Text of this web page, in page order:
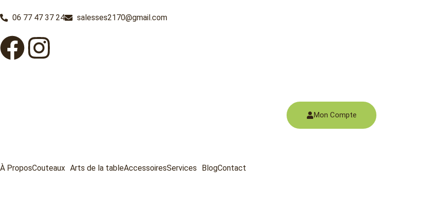
06 77 47 37 24 salesses2170@gmail.com
Mon Compte
À ProposCouteaux Arts de la tableAccessoiresServices BlogContact